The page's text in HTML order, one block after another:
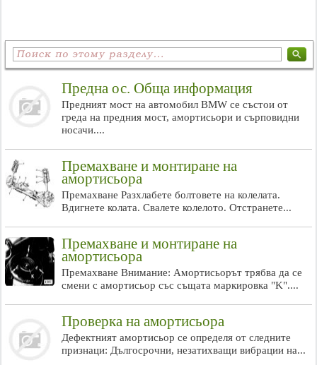
Предна ос. Обща информация
Предният мост на автомобил BMW се състои от
греда на предния мост, амортисьори и сърповидни
носачи....
Премахване и монтиране на
амортисьора
Премахване Разхлабете болтовете на колелата.
Вдигнете колата. Свалете колелото. Отстранете...
Премахване и монтиране на
амортисьора
Премахване Внимание: Амортисьорът трябва да се
смени с амортисьор със същата маркировка "K"....
Проверка на амортисьора
Дефектният амортисьор се определя от следните
признаци: Дългосрочни, незатихващи вибрации на...